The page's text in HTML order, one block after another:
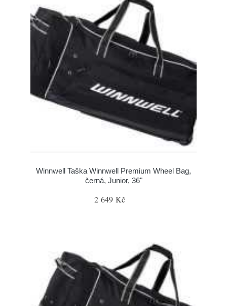
Winnwell Taška Winnwell Premium Wheel Bag,
černá, Junior, 36"
2 649 Kč